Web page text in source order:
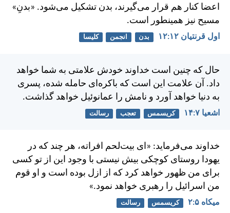
اعضا كنار هم قرار می‌گيرند، بدن تشكيل می‌شود. «بدنِ»
مسيح نيز همينطور است.
اول قرنتیان ۱۲:‏۱۲ بدن انجمن کلیسا
حال كه چنين است خداوند خودش علامتی به شما خواهد
داد. آن علامت اين است كه باكره‌ای حامله شده، پسری
به دنیا خواهد آورد و نامش را عمانوئيل خواهد گذاشت.
اشعيا ۷:‏۱۴ کریسمس تعجب رسالت
خداوند می‌فرمايد: «ای بيت‌لحم افراته، هر چند كه در
يهودا روستای كوچكی بيش نيستی با وجود اين از تو كسی
برای من ظهور خواهد كرد كه از ازل بوده است و او قوم
من اسرائيل را رهبری خواهد نمود.»
ميكاه ۵:‏۲ کریسمس رسالت